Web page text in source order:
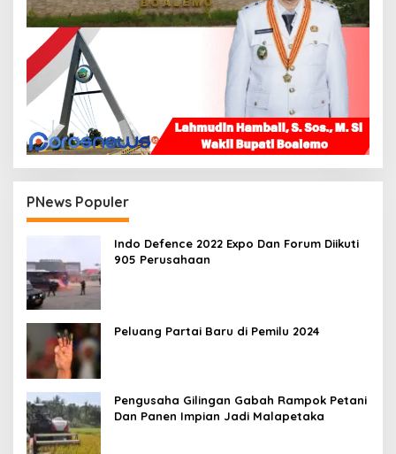
PNews Populer
Indo Defence 2022 Expo Dan Forum Diikuti
905 Perusahaan
Peluang Partai Baru di Pemilu 2024
Pengusaha Gilingan Gabah Rampok Petani
Dan Panen Impian Jadi Malapetaka